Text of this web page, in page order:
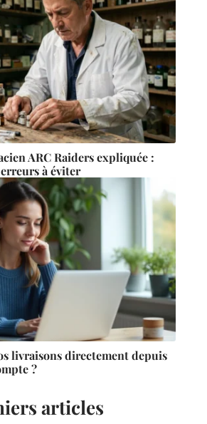
ARC Raiders expliquée :
à éviter
livraisons directement depuis
?
articles